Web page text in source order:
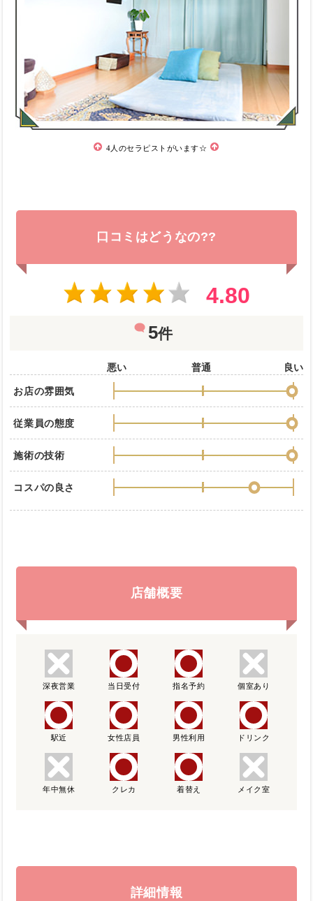
4人のセラピストがいます☆
口コミはどうなの??
4.80
5件
悪い 普通 良い
お店の雰囲気
従業員の態度
施術の技術
コスパの良さ
店舗概要
深夜営業 当日受付 指名予約 個室あり
駅近 女性店員 男性利用 ドリンク
年中無休 クレカ 着替え メイク室
詳細情報